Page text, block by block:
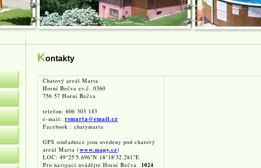
Kontakty
Chatový areál Marta
Horní Bečva ev.č. 0360
756 57 Horní Bečva
telefon: 606 303 143
e-mail: rsmarta@email.cz
Facebook : chatymarta
GPS souřadnice jsou uvedeny pod chatový
areál Marta (www.mapy.cz)
LOC: 49°25'5.696"N 18°18'32.281"E
Pro navigaci uvádějte Horní Bečva
1024